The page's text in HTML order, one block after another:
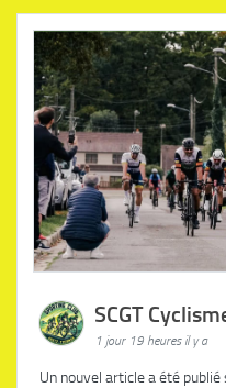
SCGT
1 jour 19 heures il y a
Un nouvel article a été